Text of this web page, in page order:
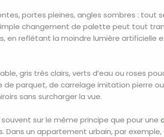
portes pleines, angles sombres : tout
changement de palette peut tout
en reflétant la moindre lumière artificielle
gris très clairs, verts d’eau ou roses
de parquet, de carrelage imitation pierre
sans surcharger la vue.
sur le même principe que pour une
un appartement urbain, par exemple,